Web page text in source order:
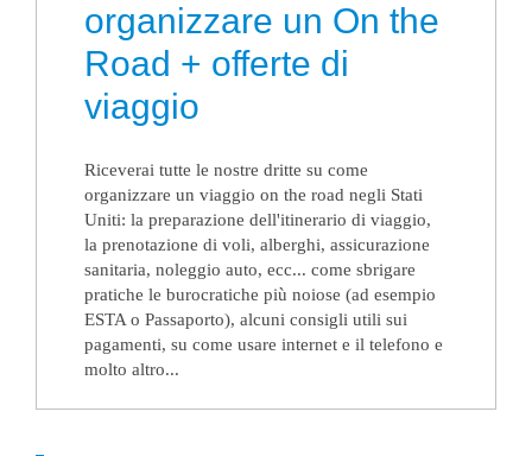
organizzare un On the
Road + offerte di
viaggio
Riceverai tutte le nostre dritte su come
organizzare un viaggio on the road negli Stati
Uniti: la preparazione dell'itinerario di viaggio,
la prenotazione di voli, alberghi, assicurazione
sanitaria, noleggio auto, ecc... come sbrigare
pratiche le burocratiche più noiose (ad esempio
ESTA o Passaporto), alcuni consigli utili sui
pagamenti, su come usare internet e il telefono e
molto altro...